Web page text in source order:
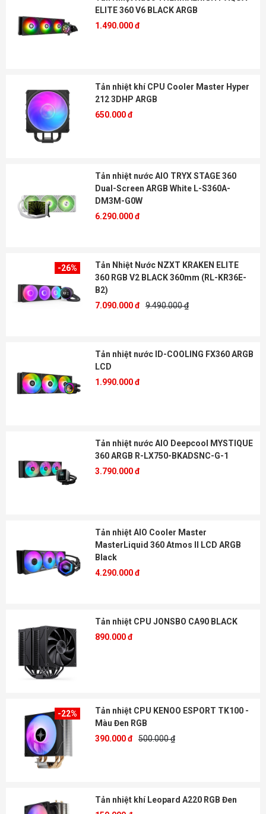
ELITE 360 V6 BLACK ARGB
1.490.000 đ
Tản nhiệt khí CPU Cooler Master Hyper
212 3DHP ARGB
650.000 đ
Tản nhiệt nước AIO TRYX STAGE 360
Dual-Screen ARGB White L-S360A-
DM3M-G0W
6.290.000 đ
-26%
Tản Nhiệt Nước NZXT KRAKEN ELITE
360 RGB V2 BLACK 360mm (RL-KR36E-
B2)
7.090.000 đ 9.490.000 ₫
Tản nhiệt nước ID-COOLING FX360 ARGB
LCD
1.990.000 đ
Tản nhiệt nước AIO Deepcool MYSTIQUE
360 ARGB R-LX750-BKADSNC-G-1
3.790.000 đ
Tản nhiệt AIO Cooler Master
MasterLiquid 360 Atmos II LCD ARGB
Black
4.290.000 đ
Tản nhiệt CPU JONSBO CA90 BLACK
890.000 đ
-22%
Tản nhiệt CPU KENOO ESPORT TK100 -
Màu Đen RGB
390.000 đ 500.000 ₫
Tản nhiệt khí Leopard A220 RGB Đen